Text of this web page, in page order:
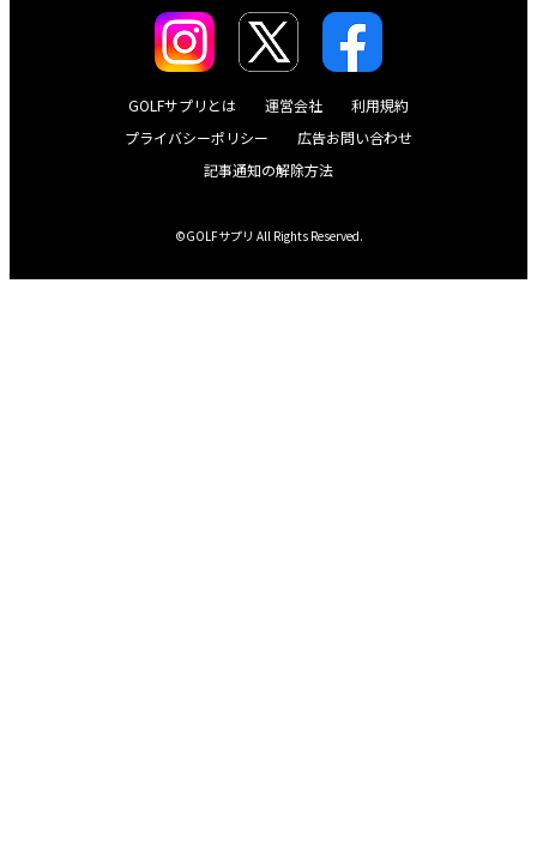
GOLFサプリとは 運営会社
利用規約
プライバシーポリシー
広告お問い合わせ
記事通知の解除方法
©GOLFサプリ All Rights Reserved.